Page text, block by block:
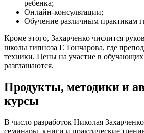
ребенка;
Онлайн-консультации;
Обучение различным практикам
Кроме этого, Захарченко числится
школы гипноза Г. Гончарова, где
техники. Цены на участие в
разглашаются.
Продукты, методики и
курсы
В число разработок Николая
семинары, книги и практические